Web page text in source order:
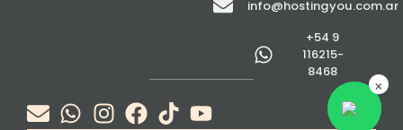
info@hostingyou.com.ar
+54 9
116215-
8468
×